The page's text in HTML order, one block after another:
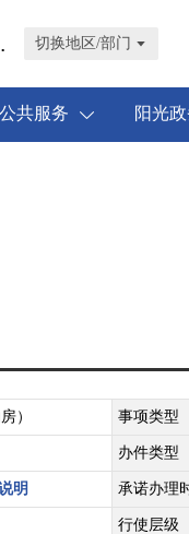
切换地区/部门
公共服务 阳光
） 事项类型
办件类型
明 承诺办理
行使层级